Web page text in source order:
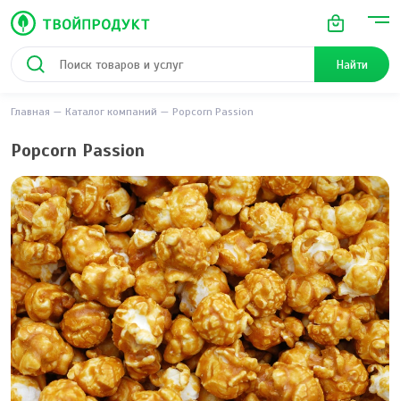
Найти
Главная Каталог компаний Popcorn Passion
Popcorn Passion